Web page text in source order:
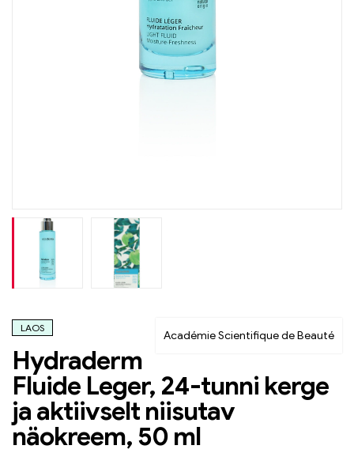
Académie Scientifique de Beauté
LAOS
Hydraderm
Fluide Leger, 24-tunni kerge
ja aktiivselt niisutav
näokreem, 50 ml